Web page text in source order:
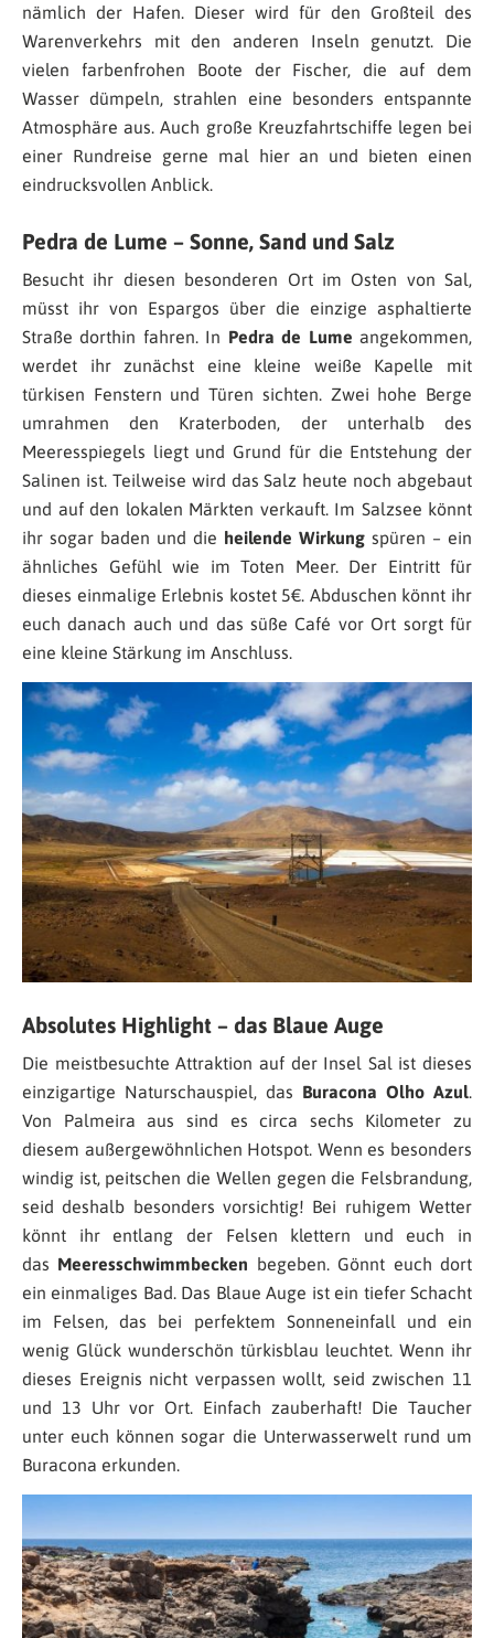
nämlich der Hafen. Dieser wird für den Großteil des
Warenverkehrs mit den anderen Inseln genutzt. Die
vielen farbenfrohen Boote der Fischer, die auf dem
Wasser dümpeln, strahlen eine besonders entspannte
Atmosphäre aus. Auch große Kreuzfahrtschiffe legen bei
einer Rundreise gerne mal hier an und bieten einen
eindrucksvollen Anblick.
Pedra de Lume – Sonne, Sand und Salz
Besucht ihr diesen besonderen Ort im Osten von Sal,
müsst ihr von Espargos über die einzige asphaltierte
Straße dorthin fahren. In Pedra de Lume angekommen,
werdet ihr zunächst eine kleine weiße Kapelle mit
türkisen Fenstern und Türen sichten. Zwei hohe Berge
umrahmen den Kraterboden, der unterhalb des
Meeresspiegels liegt und Grund für die Entstehung der
Salinen ist. Teilweise wird das Salz heute noch abgebaut
und auf den lokalen Märkten verkauft. Im Salzsee könnt
ihr sogar baden und die heilende Wirkung spüren – ein
ähnliches Gefühl wie im Toten Meer. Der Eintritt für
dieses einmalige Erlebnis kostet 5€. Abduschen könnt ihr
euch danach auch und das süße Café vor Ort sorgt für
eine kleine Stärkung im Anschluss.
Absolutes Highlight – das Blaue Auge
Die meistbesuchte Attraktion auf der Insel Sal ist dieses
einzigartige Naturschauspiel, das Buracona Olho Azul.
Von Palmeira aus sind es circa sechs Kilometer zu
diesem außergewöhnlichen Hotspot. Wenn es besonders
windig ist, peitschen die Wellen gegen die Felsbrandung,
seid deshalb besonders vorsichtig! Bei ruhigem Wetter
könnt ihr entlang der Felsen klettern und euch in
das Meeresschwimmbecken begeben. Gönnt euch dort
ein einmaliges Bad. Das Blaue Auge ist ein tiefer Schacht
im Felsen, das bei perfektem Sonneneinfall und ein
wenig Glück wunderschön türkisblau leuchtet. Wenn ihr
dieses Ereignis nicht verpassen wollt, seid zwischen 11
und 13 Uhr vor Ort. Einfach zauberhaft! Die Taucher
unter euch können sogar die Unterwasserwelt rund um
Buracona erkunden.